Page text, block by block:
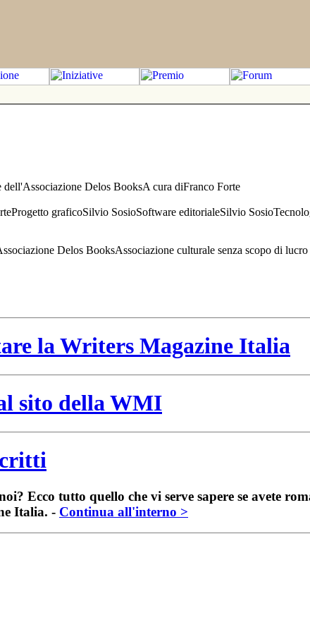
Delos BooksA cura diFranco Forte
graficoSilvio SosioSoftware editorialeSilvio
Delos BooksAssociazione culturale senza scopo di lucro
la Writers Magazine Italia
sito della WMI
Ecco tutto quello che vi serve sapere se avete
Italia. - Continua all'interno >